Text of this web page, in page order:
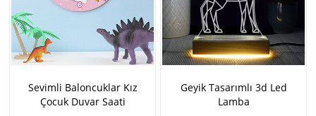
Sevimli Baloncuklar Kız
Çocuk Duvar Saati
Geyik Tasarımlı 3d Led
Lamba